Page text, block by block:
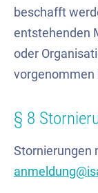
beschafft
entstehenden
oder
vorgenommen
§ 8
Stornierungen